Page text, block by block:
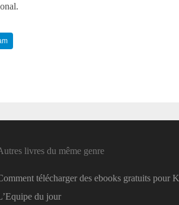
livres du même genre
télécharger des ebooks gratuits pour
du jour